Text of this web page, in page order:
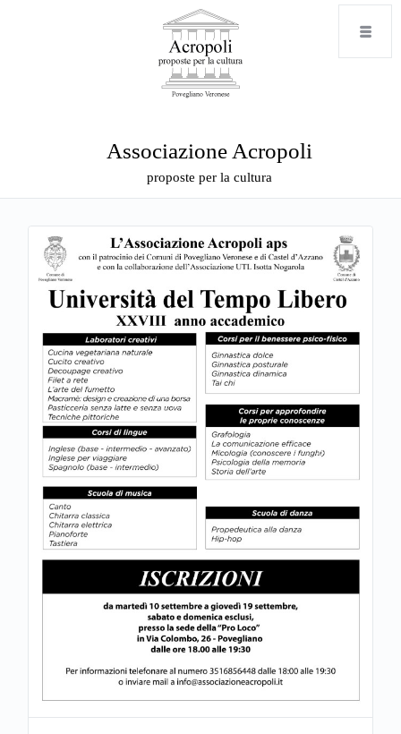
Associazione Acropoli
proposte per la cultura